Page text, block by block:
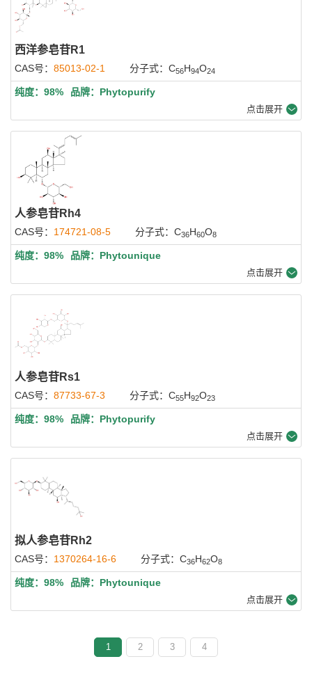
西洋参皂苷R1
CAS号： 85013-02-1 分子式：C56H94O24
纯度：98% 品牌：Phytopurify
点击展开
人参皂苷Rh4
CAS号： 174721-08-5 分子式：C36H60O8
纯度：98% 品牌：Phytounique
点击展开
人参皂苷Rs1
CAS号： 87733-67-3 分子式：C55H92O23
纯度：98% 品牌：Phytopurify
点击展开
拟人参皂苷Rh2
CAS号： 1370264-16-6 分子式：C36H62O8
纯度：98% 品牌：Phytounique
点击展开
1 2 3 4